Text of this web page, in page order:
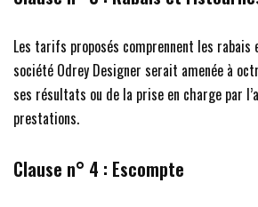
Les tarifs proposés comprennent les
société Odrey Designer serait amenée à
ses résultats ou de la prise en charge par
prestations.
Clause n° 4 : Escompte